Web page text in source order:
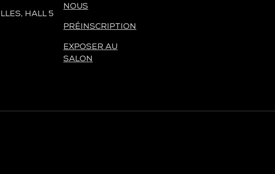
HALL 5
NOUS
PRÉINSCRIPTION
EXPOSER AU
SALON